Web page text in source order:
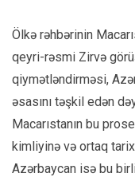
Ölkə rəhbərinin
qeyri-rəsmi Zirvə
qiymətləndirməsi,
əsasını təşkil edən
Macarıstanın bu
kimliyinə və ortaq
Azərbaycan isə bu